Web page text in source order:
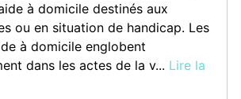
à domicile destinés aux
ou en situation de handicap. Les
à domicile englobent
dans les actes de la v... Lire la